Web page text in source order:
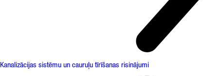
Kanalizācijas sistēmu un cauruļu tīrīšanas risinājumi